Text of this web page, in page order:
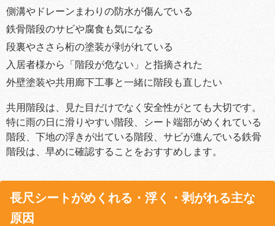
側溝やドレーンまわりの防水が傷んでいる
鉄骨階段のサビや腐食も気になる
段裏やささら桁の塗装が剥がれている
入居者様から「階段が危ない」と指摘された
外壁塗装や共用廊下工事と一緒に階段も直したい
共用階段は、見た目だけでなく安全性がとても大切です。
特に雨の日に滑りやすい階段、シート端部がめくれている
階段、下地の浮きが出ている階段、サビが進んでいる鉄骨
階段は、早めに確認することをおすすめします。
長尺シートがめくれる・浮く・剥がれる主な
原因